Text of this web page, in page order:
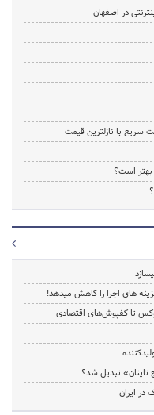
در اصفهان
سریع با نازلترین قیمت
است؟
های اجرا را کاهش میدهد!
تا کفپوش‌های اقتصادی
تایتان» تبدیل شد؟
در ایران